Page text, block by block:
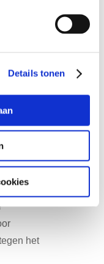
Details tonen
voor
het